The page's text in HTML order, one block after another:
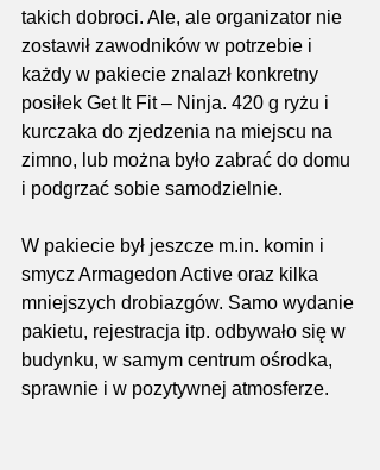
takich dobroci. Ale, ale organizator nie
zostawił zawodników w potrzebie i
każdy w pakiecie znalazł konkretny
posiłek Get It Fit – Ninja. 420 g ryżu i
kurczaka do zjedzenia na miejscu na
zimno, lub można było zabrać do domu
i podgrzać sobie samodzielnie.
W pakiecie był jeszcze m.in. komin i
smycz Armagedon Active oraz kilka
mniejszych drobiazgów. Samo wydanie
pakietu, rejestracja itp. odbywało się w
budynku, w samym centrum ośrodka,
sprawnie i w pozytywnej atmosferze.